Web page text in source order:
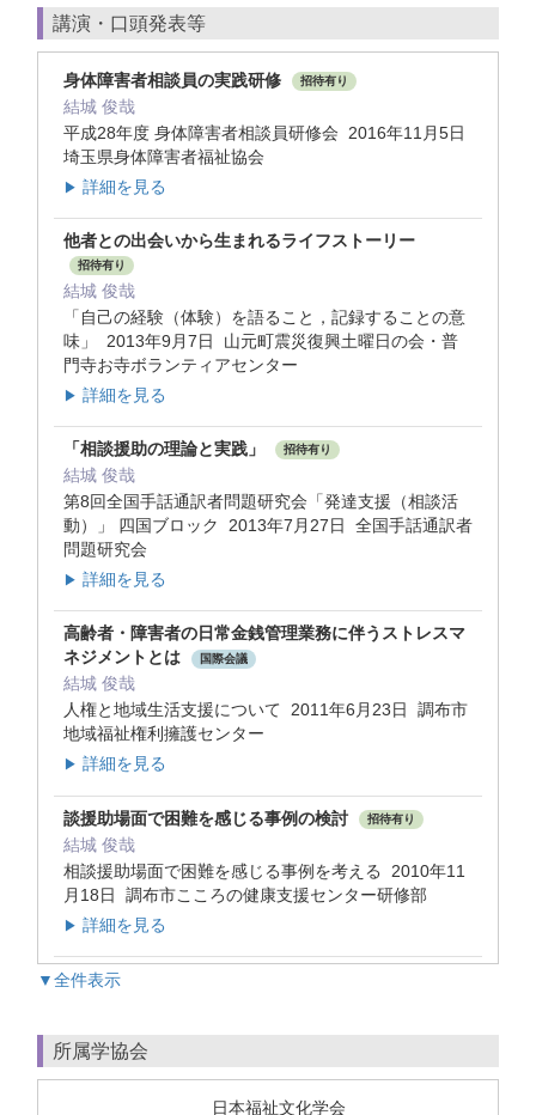
講演・口頭発表等
身体障害者相談員の実践研修 招待有り
結城 俊哉
平成28年度 身体障害者相談員研修会 2016年11月5日
埼玉県身体障害者福祉協会
▶ 詳細を見る
他者との出会いから生まれるライフストーリー
招待有り
結城 俊哉
「自己の経験（体験）を語ること，記録することの意
味」 2013年9月7日 山元町震災復興土曜日の会・普
門寺お寺ボランティアセンター
▶ 詳細を見る
「相談援助の理論と実践」 招待有り
結城 俊哉
第8回全国手話通訳者問題研究会「発達支援（相談活
動）」 四国ブロック 2013年7月27日 全国手話通訳者
問題研究会
▶ 詳細を見る
高齢者・障害者の日常金銭管理業務に伴うストレスマ
ネジメントとは
国際会議
結城 俊哉
人権と地域生活支援について 2011年6月23日 調布市
地域福祉権利擁護センター
▶ 詳細を見る
談援助場面で困難を感じる事例の検討 招待有り
結城 俊哉
相談援助場面で困難を感じる事例を考える 2010年11
月18日 調布市こころの健康支援センター研修部
▶ 詳細を見る
▼全件表示
所属学協会
日本福祉文化学会